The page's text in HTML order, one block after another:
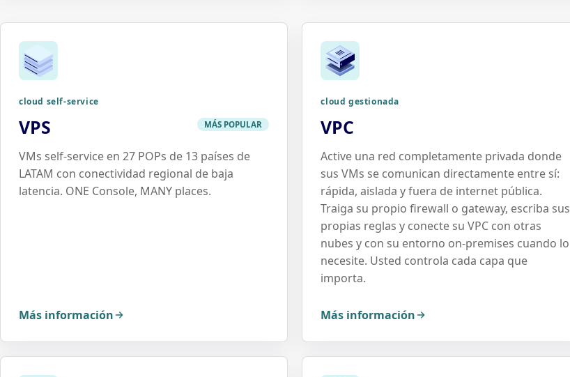
cloud self-service
VPS MÁS POPULAR
VMs self-service en 27 POPs de 13 países de
LATAM con conectividad regional de baja
latencia. ONE Console, MANY places.
Más información
cloud gestionada
VPC
Active una red completamente privada donde
sus VMs se comunican directamente entre sí:
rápida, aislada y fuera de internet pública.
Traiga su propio firewall o gateway, escriba sus
propias reglas y conecte su VPC con otras
nubes y con su entorno on-premises cuando lo
necesite. Usted controla cada capa que
importa.
Más información